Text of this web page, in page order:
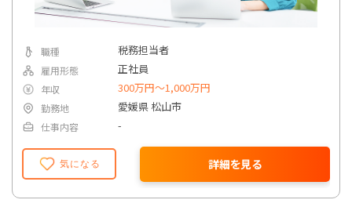
気になる 詳細を見る
職種 税務担当者
雇用形態 正社員
年収 300万円〜1,000万円
勤務地 愛媛県 松山市
仕事内容 -